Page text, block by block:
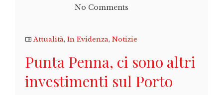
No Comments
Attualità, In Evidenza, Notizie
Punta Penna, ci sono altri
investimenti sul Porto